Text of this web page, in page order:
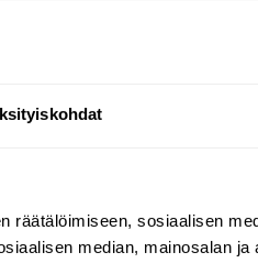
räätälöimiseen, sosiaalisen
median, mainosalan ja
Please choose 2 items.
purjelautapaketti.